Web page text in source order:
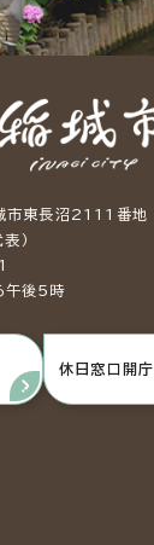
東長沼2111番地
）
午後5時
休日窓口開庁